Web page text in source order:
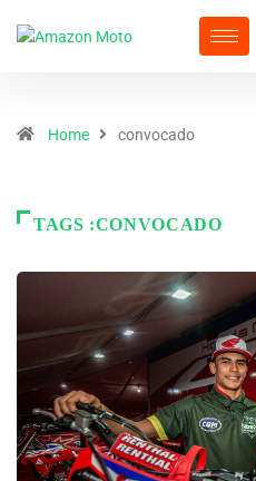
Home convocado
TAGS :CONVOCADO